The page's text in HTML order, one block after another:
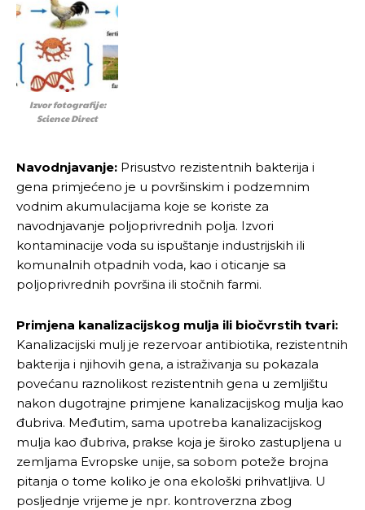
Izvor fotografije:
Science Direct
Navodnjavanje: Prisustvo rezistentnih bakterija i
gena primjećeno je u površinskim i podzemnim
vodnim akumulacijama koje se koriste za
navodnjavanje poljoprivrednih polja. Izvori
kontaminacije voda su ispuštanje industrijskih ili
komunalnih otpadnih voda, kao i oticanje sa
poljoprivrednih površina ili stočnih farmi.
Primjena kanalizacijskog mulja ili biočvrstih tvari:
Kanalizacijski mulj je rezervoar antibiotika, rezistentnih
bakterija i njihovih gena, a istraživanja su pokazala
povećanu raznolikost rezistentnih gena u zemljištu
nakon dugotrajne primjene kanalizacijskog mulja kao
đubriva. Međutim, sama upotreba kanalizacijskog
mulja kao đubriva, prakse koja je široko zastupljena u
zemljama Evropske unije, sa sobom poteže brojna
pitanja o tome koliko je ona ekološki prihvatljiva. U
posljednje vrijeme je npr. kontroverzna zbog